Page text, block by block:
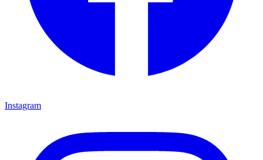
Instagram